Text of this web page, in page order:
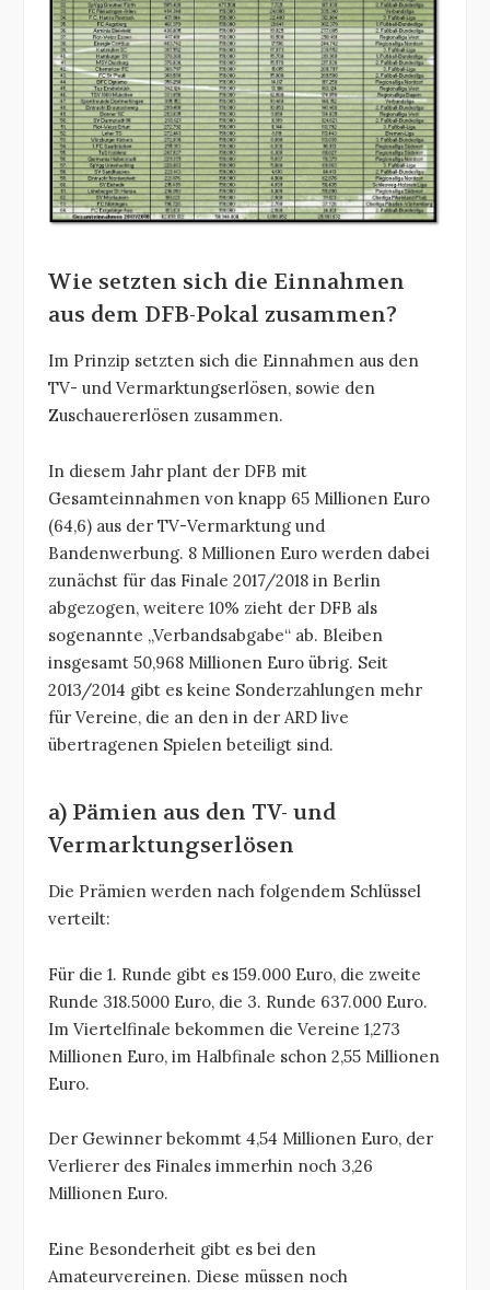
Wie setzten sich die Einnahmen
aus dem DFB-Pokal zusammen?
Im Prinzip setzten sich die Einnahmen aus den
TV- und Vermarktungserlösen, sowie den
Zuschauererlösen zusammen.
In diesem Jahr plant der DFB mit
Gesamteinnahmen von knapp 65 Millionen Euro
(64,6) aus der TV-Vermarktung und
Bandenwerbung. 8 Millionen Euro werden dabei
zunächst für das Finale 2017/2018 in Berlin
abgezogen, weitere 10% zieht der DFB als
sogenannte „Verbandsabgabe“ ab. Bleiben
insgesamt 50,968 Millionen Euro übrig. Seit
2013/2014 gibt es keine Sonderzahlungen mehr
für Vereine, die an den in der ARD live
übertragenen Spielen beteiligt sind.
a) Pämien aus den TV- und
Vermarktungserlösen
Die Prämien werden nach folgendem Schlüssel
verteilt:
Für die 1. Runde gibt es 159.000 Euro, die zweite
Runde 318.5000 Euro, die 3. Runde 637.000 Euro.
Im Viertelfinale bekommen die Vereine 1,273
Millionen Euro, im Halbfinale schon 2,55 Millionen
Euro.
Der Gewinner bekommt 4,54 Millionen Euro, der
Verlierer des Finales immerhin noch 3,26
Millionen Euro.
Eine Besonderheit gibt es bei den
Amateurvereinen. Diese müssen noch